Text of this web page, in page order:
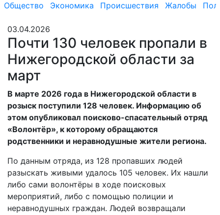
Общество Экономика Происшествия Жалобы
03.04.2026
Почти 130 человек пропали в
Нижегородской области за
март
В марте 2026 года в Нижегородской области в
розыск поступили 128 человек. Информацию об
этом опубликовал поисково-спасательный отряд
«Волонтёр», к которому обращаются
родственники и неравнодушные жители региона.
По данным отряда, из 128 пропавших людей
разыскать живыми удалось 105 человек. Их нашли
либо сами волонтёры в ходе поисковых
мероприятий, либо с помощью полиции и
неравнодушных граждан. Людей возвращали